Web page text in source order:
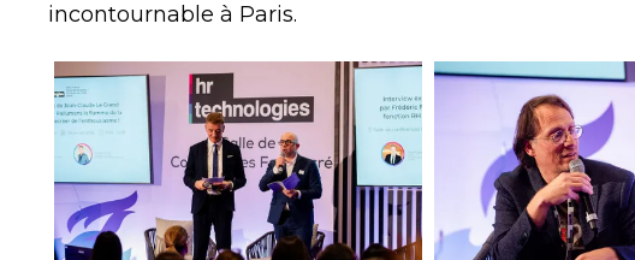
incontournable à Paris.